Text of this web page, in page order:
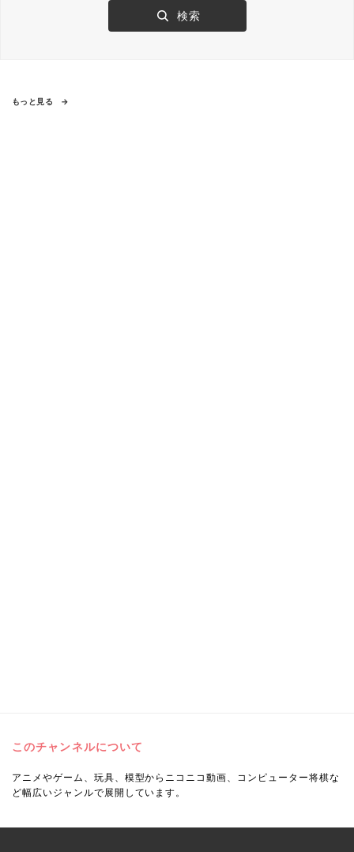
もっと見る
このチャンネルについて
アニメやゲーム、玩具、模型からニコニコ動画、コンピューター将棋な
ど幅広いジャンルで展開しています。